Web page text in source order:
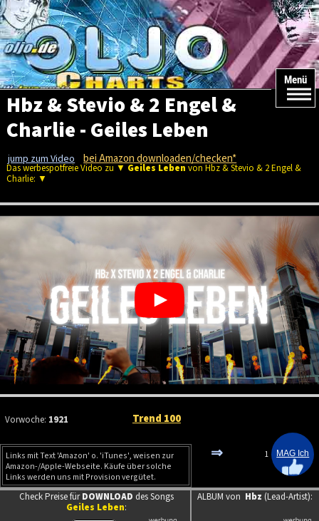
Menü
Hbz & Stevio & 2 Engel &
Charlie - Geiles Leben
jump zum Video bei Amazon downloaden/checken*
Das werbespotfreie Video zu ▼ Geiles Leben von Hbz & Stevio & 2 Engel &
Charlie: ▼
Vorwoche: 1921 Trend 100
Links mit Text 'Amazon' o. 'iTunes', weisen zur
Amazon-/Apple-Webseite. Käufe über solche
Links werden uns mit Provision vergütet.
⇒ 1
Check Preise fürDOWNLOAD des Songs
Geiles Leben:
ALBUM von Hbz (Lead-Artist):